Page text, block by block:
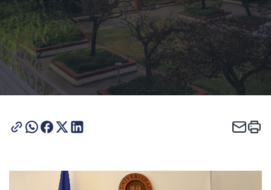
Dirección de Desarrollo Estudiantil
Becas y Beneficios
Estudiantes
Alumni
UGM Online